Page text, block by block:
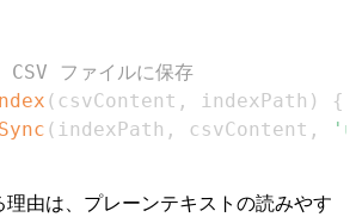
ファイルに保存
( csvContent , indexPath )
{
( indexPath , csvContent ,
理由は、プレーンテキストの読みやす